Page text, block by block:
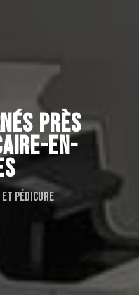
PRÈS
EN-
et pédicure